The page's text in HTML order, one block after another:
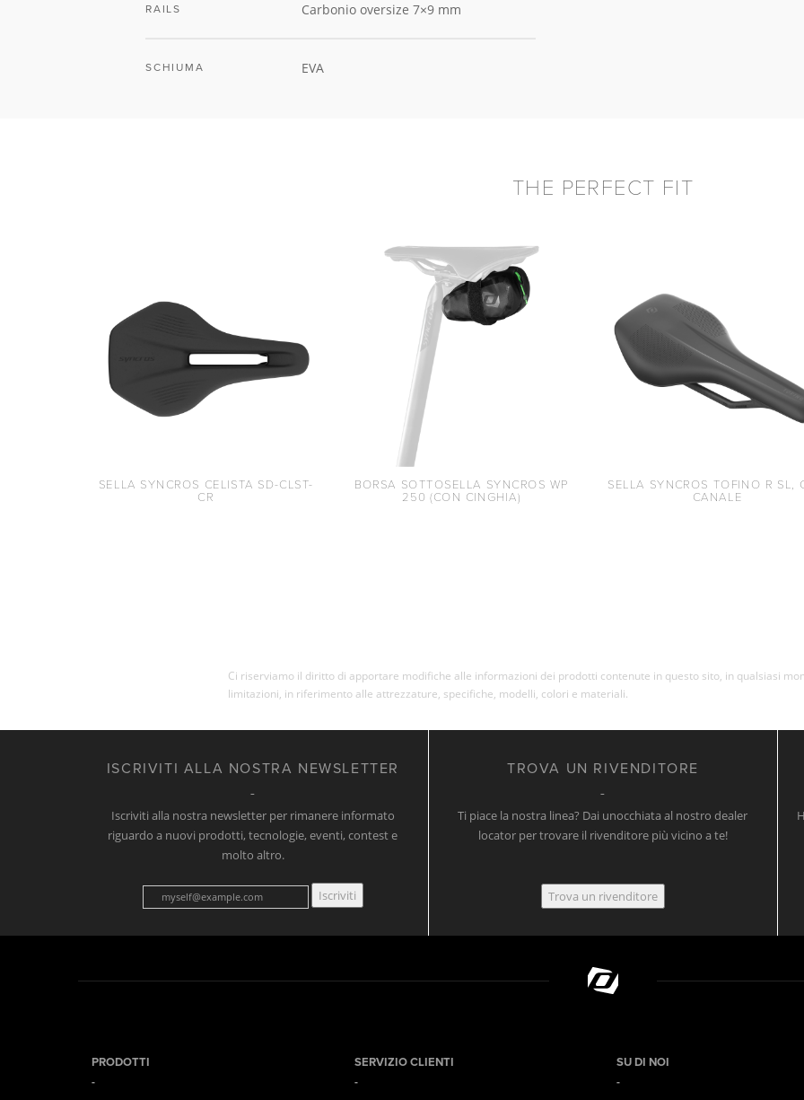
RAILS Carbonio oversize 7×9 mm
SCHIUMA EVA
THE PERFECT FIT
SELLA SYNCROS CELISTA SD-CLST-
CR
BORSA SOTTOSELLA SYNCROS WP
250 (CON CINGHIA)
SELLA SYNCROS TOFINO R SL,
CANALE
Ci riserviamo il diritto di apportare modifiche alle informazioni dei prodotti contenute in questo sito, in qualsiasi
limitazioni, in riferimento alle attrezzature, specifiche, modelli, colori e materiali.
ISCRIVITI ALLA NOSTRA NEWSLETTER
Iscriviti alla nostra newsletter per rimanere informato
riguardo a nuovi prodotti, tecnologie, eventi, contest e
molto altro.
Iscriviti
TROVA UN RIVENDITORE
Ti piace la nostra linea? Dai unocchiata al nostro dealer
locator per trovare il rivenditore più vicino a te!
Trova un rivenditore
PRODOTTI SERVIZIO CLIENTI SU DI NOI